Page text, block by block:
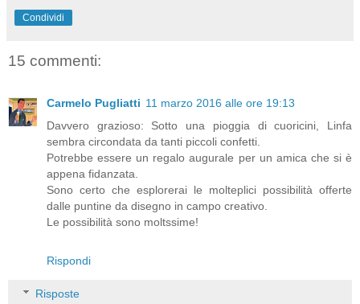
Condividi
15 commenti:
Carmelo Pugliatti 11 marzo 2016 alle ore 19:13
Davvero grazioso: Sotto una pioggia di cuoricini, Linfa
sembra circondata da tanti piccoli confetti.
Potrebbe essere un regalo augurale per un amica che si è
appena fidanzata.
Sono certo che esplorerai le molteplici possibilità offerte
dalle puntine da disegno in campo creativo.
Le possibilità sono moltssime!
Rispondi
Risposte